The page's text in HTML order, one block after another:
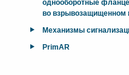
однооборотные
во взрывозащищенном
Механизмы
PrimAR